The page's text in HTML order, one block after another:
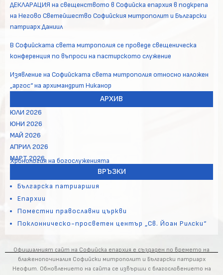
ДЕКЛАРАЦИЯ на свещенството в Софийска епархия в подкрепа
на Негово Светейшество Софийския митрополит и Български
патриарх Даниил
В Софийската света митрополия се проведе свещеническа
конференция по въпроси на пастирското служение
Изявление на Софийската света митрополия относно наложен
„аргос“ на архимандрит Никанор
АРХИВ
ЮЛИ 2026
ЮНИ 2026
МАЙ 2026
АПРИЛ 2026
МАРТ 2026
Хронология на богослуженията
ВРЪЗКИ
Българска патриаршия
Епархии
Поместни православни църкви
Поклонническо-просветен център „Св. Йоан Рилски“
Официалният сайт на Софийска епархия е създаден по времето на
блаженопочиналия Софийски митрополит и Български патриарх
Неофит. Обновлението на сайта се извърши с благословението на